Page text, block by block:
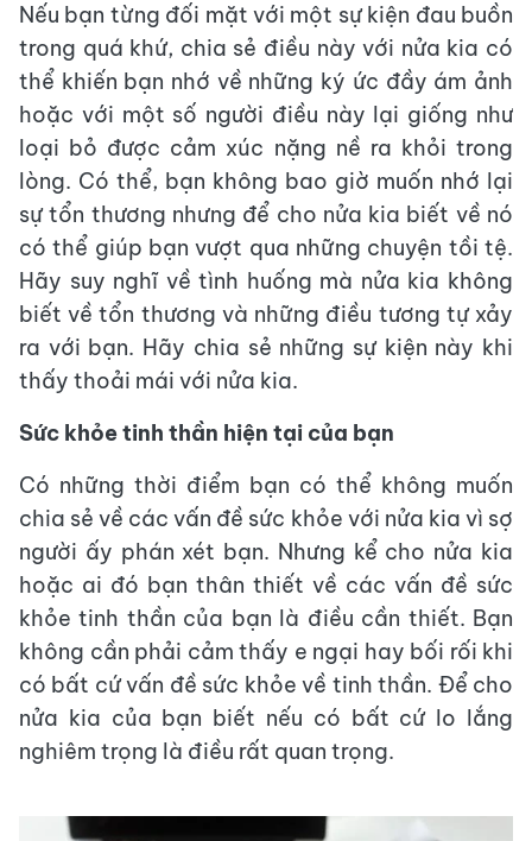
Nếu bạn từng đối mặt với một sự kiện đau buồn
trong quá khứ, chia sẻ điều này với nửa kia có
thể khiến bạn nhớ về những ký ức đầy ám ảnh
hoặc với một số người điều này lại giống như
loại bỏ được cảm xúc nặng nề ra khỏi trong
lòng. Có thể, bạn không bao giờ muốn nhớ lại
sự tổn thương nhưng để cho nửa kia biết về nó
có thể giúp bạn vượt qua những chuyện tồi tệ.
Hãy suy nghĩ về tình huống mà nửa kia không
biết về tổn thương và những điều tương tự xảy
ra với bạn. Hãy chia sẻ những sự kiện này khi
thấy thoải mái với nửa kia.
Sức khỏe tinh thần hiện tại của bạn
Có những thời điểm bạn có thể không muốn
chia sẻ về các vấn đề sức khỏe với nửa kia vì sợ
người ấy phán xét bạn. Nhưng kể cho nửa kia
hoặc ai đó bạn thân thiết về các vấn đề sức
khỏe tinh thần của bạn là điều cần thiết. Bạn
không cần phải cảm thấy e ngại hay bối rối khi
có bất cứ vấn đề sức khỏe về tinh thần. Để cho
nửa kia của bạn biết nếu có bất cứ lo lắng
nghiêm trọng là điều rất quan trọng.